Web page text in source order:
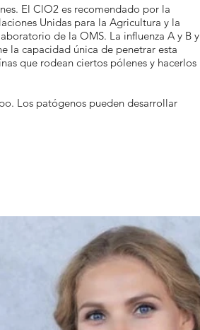
El ClO2 es recomendado por la
Unidas para la Agricultura y la
de la OMS. La influenza A y B y
la capacidad única de penetrar esta
que rodean ciertos pólenes y hacerlos
Los patógenos pueden desarrollar